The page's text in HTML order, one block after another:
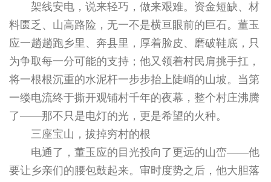
架线安电，说来轻巧，做来艰难。资金短缺、材
料匮乏、山高路险，无一不是横亘眼前的巨石。董玉
应一趟趟跑乡里、奔县里，厚着脸皮、磨破鞋底，只
为争取每一分可能的支持；他又领着村民肩挑手扛，
将一根根沉重的水泥杆一步步抬上陡峭的山坡。当第
一缕电流终于撕开观铺村千年的夜幕，整个村庄沸腾
了——那不只是电灯的光，更是希望的火种。
三座宝山，拔掉穷村的根
电通了，董玉应的目光投向了更远的山峦——他
要让乡亲们的腰包鼓起来。审时度势之后，他大胆落